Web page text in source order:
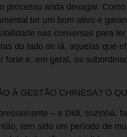
processo anda devagar.
ter um bom ativo e
nas conversas para
do lado de lá, aquelas que
forte e, em geral, os
À GESTÃO CHINESA? O
– a Didi, sozinha,
tem sido um período de